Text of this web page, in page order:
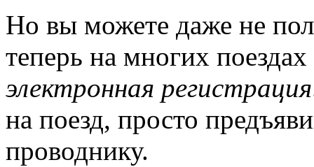
Но вы можете даже не
теперь на многих
электронная регистрация
на поезд, просто
проводнику.